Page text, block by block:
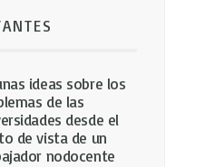
ideas sobre los
de las
desde el
de vista de un
nodocente